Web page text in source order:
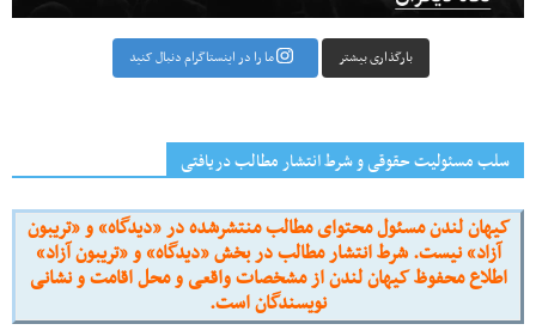
بارگذاری بیشتر ما را در اینستاگرام دنبال کنید
سلب مسئولیت حقوقی و شرط انتشار مطالب دریافتی
کیهان لندن مسئول محتوای مطالب منتشرشده در «دیدگاه» و «تریبون
آزاد» نیست. شرط انتشار مطالب در بخش «دیدگاه» و «تریبون آزاد»
اطلاع محفوظ کیهان لندن از مشخصات واقعی و محل اقامت و نشانی
نویسندگان است.